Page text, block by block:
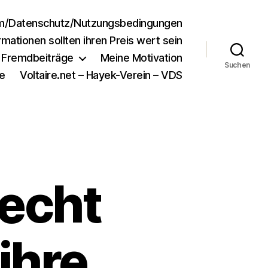
Datenschutz/Nutzungsbedingungen
sollten ihren Preis wert sein
Meine Motivation
Voltaire.net – Hayek-Verein – VDS
Suchen